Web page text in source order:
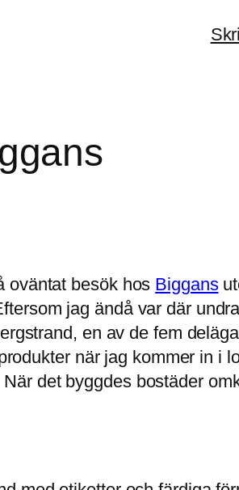
oväntat besök hos Biggans
jag ändå var där
en av de fem
när jag kommer in i
det byggdes bostäder